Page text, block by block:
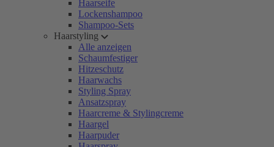
Haarseife
Lockenshampoo
Shampoo-Sets
Haarstyling
Alle anzeigen
Schaumfestiger
Hitzeschutz
Haarwachs
Styling Spray
Ansatzspray
Haarcreme & Stylingcreme
Haargel
Haarpuder